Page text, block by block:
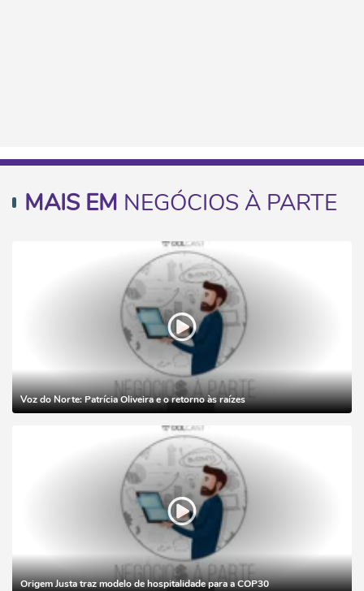
MAIS EM NEGÓCIOS À PARTE
Voz do Norte: Patrícia Oliveira e o retorno às raízes
Origem Justa traz modelo de hospitalidade para a COP30